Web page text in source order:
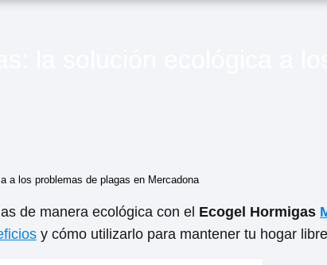
a los problemas de plagas en Mercadona
de manera ecológica con el Ecogel Hormigas
y cómo utilizarlo para mantener tu hogar